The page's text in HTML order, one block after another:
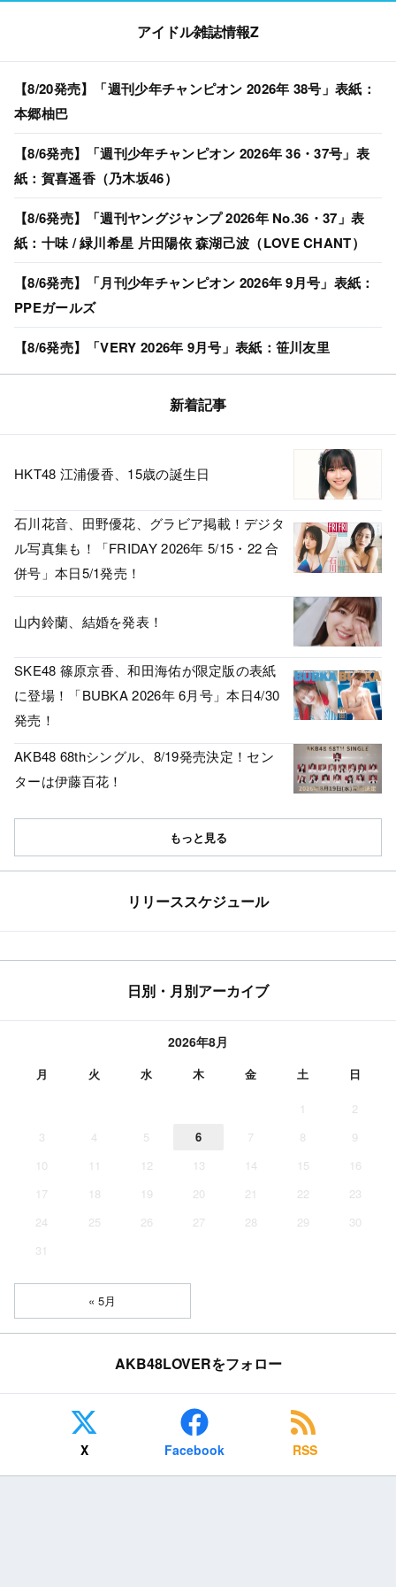
アイドル雑誌情報Z
【8/20発売】「週刊少年チャンピオン 2026年 38号」表紙：
本郷柚巴
【8/6発売】「週刊少年チャンピオン 2026年 36・37号」表
紙：賀喜遥香（乃木坂46）
【8/6発売】「週刊ヤングジャンプ 2026年 No.36・37」表
紙：十味 / 緑川希星 片田陽依 森湖己波（LOVE CHANT）
【8/6発売】「月刊少年チャンピオン 2026年 9月号」表紙：
PPEガールズ
【8/6発売】「VERY 2026年 9月号」表紙：笹川友里
新着記事
HKT48 江浦優香、15歳の誕生日
石川花音、田野優花、グラビア掲載！デジタ
ル写真集も！「FRIDAY 2026年 5/15・22 合
併号」本日5/1発売！
山内鈴蘭、結婚を発表！
SKE48 篠原京香、和田海佑が限定版の表紙
に登場！「BUBKA 2026年 6月号」本日4/30
発売！
AKB48 68thシングル、8/19発売決定！セン
ターは伊藤百花！
もっと見る
リリーススケジュール
日別・月別アーカイブ
2026年8月
月 火 水 木 金 土 日
1
2
3
4 5 6 7 8
9
10
11 12 13 14 15
16
17
18 19 20 21 22
23
24
25 26 27 28 29
30
31
« 5月
AKB48LOVERをフォロー
X Facebook RSS